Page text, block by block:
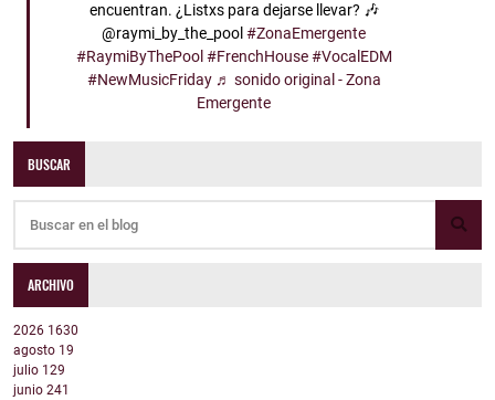
encuentran. ¿Listxs para dejarse llevar? 🎶
@raymi_by_the_pool#ZonaEmergente
#RaymiByThePool #FrenchHouse #VocalEDM
#NewMusicFriday ♬ sonido original - Zona
Emergente
BUSCAR
ARCHIVO
2026 1630
agosto 19
julio 129
junio 241